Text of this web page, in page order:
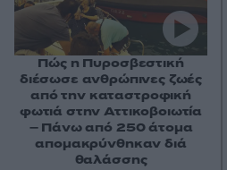
Πώς η Πυροσβεστική
διέσωσε ανθρώπινες ζωές
από την καταστροφική
φωτιά στην Αττικοβοιωτία
– Πάνω από 250 άτομα
απομακρύνθηκαν διά
θαλάσσης